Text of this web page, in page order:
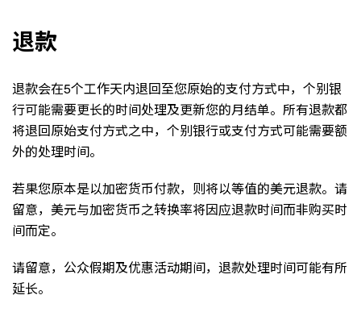
退款
退款会在5个工作天内退回至您原始的支付方式中，个别银
行可能需要更长的时间处理及更新您的月结单。所有退款都
将退回原始支付方式之中，个别银行或支付方式可能需要额
外的处理时间。
若果您原本是以加密货币付款，则将以等值的美元退款。请
留意，美元与加密货币之转换率将因应退款时间而非购买时
间而定。
请留意，公众假期及优惠活动期间，退款处理时间可能有所
延长。